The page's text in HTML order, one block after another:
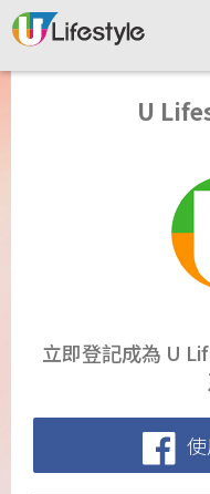
U
立即登記成為 U